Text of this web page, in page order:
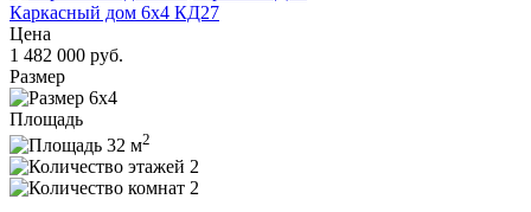
Каркасный дом 6x4 КД27
Цена
1 482 000 руб.
Размер
6x4
Площадь
32 м2
2
2